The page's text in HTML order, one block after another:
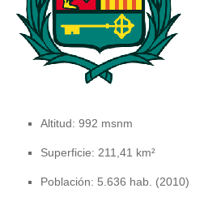
Altitud: 992 msnm
Superficie: 211,41 km²
Población: 5.636 hab. (2010)